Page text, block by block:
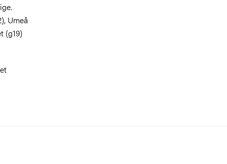
Umeå
(g19)